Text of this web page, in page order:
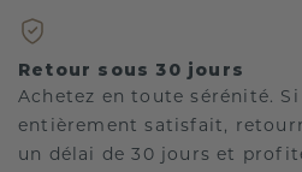
Retour sous 30 jours
Achetez en toute sérénité. Si
entièrement satisfait,
un délai de 30 jours et